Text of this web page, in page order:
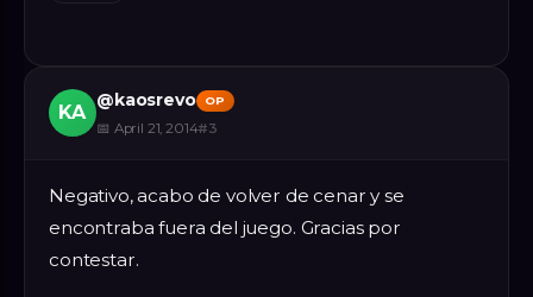
KA
@kaosrevo OP
📅 April 21, 2014#3
Negativo, acabo de volver de cenar y se
encontraba fuera del juego. Gracias por
contestar.